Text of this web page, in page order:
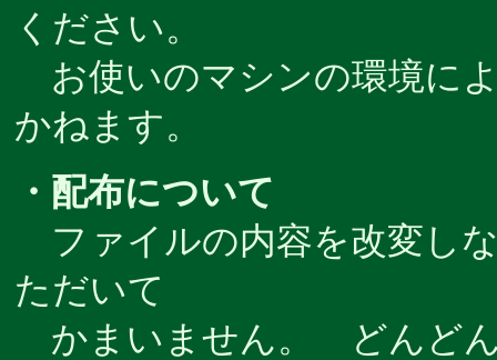
ください。
お使いのマシンの環境に
かねます。
・配布について
ファイルの内容を改変し
ただいて
かまいません。 どんどん